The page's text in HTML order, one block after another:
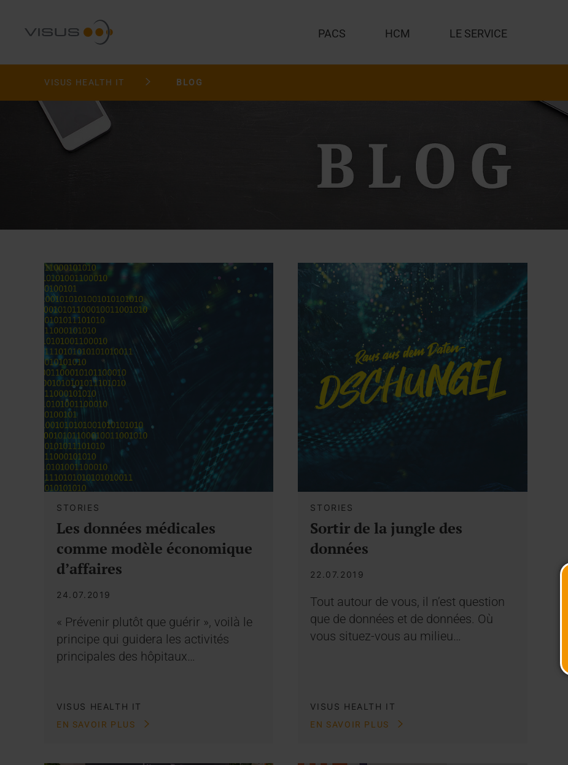
PACS HCM LE SERVICE
VISUS HEALTH IT BLOG
STORIES
Les données médicales
comme modèle économique
d’affaires
24.07.2019
« Prévenir plutôt que guérir », voilà le
principe qui guidera les activités
principales des hôpitaux…
VISUS HEALTH IT
EN SAVOIR PLUS
STORIES
Sortir de la jungle des
données
22.07.2019
Tout autour de vous, il n’est question
que de données et de données. Où
vous situez-vous au milieu…
VISUS HEALTH IT
EN SAVOIR PLUS